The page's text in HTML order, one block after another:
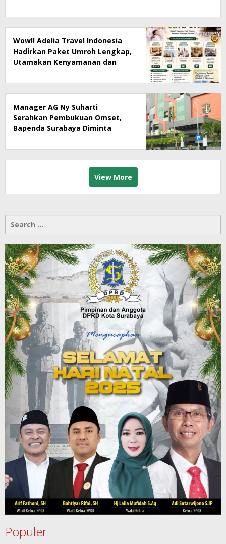
Wow!! Adelia Travel Indonesia
Hadirkan Paket Umroh Lengkap,
Utamakan Kenyamanan dan
Manager AG Ny Suharti
Serahkan Pembukuan Omset,
Bapenda Surabaya Diminta
View More
Search
Populer